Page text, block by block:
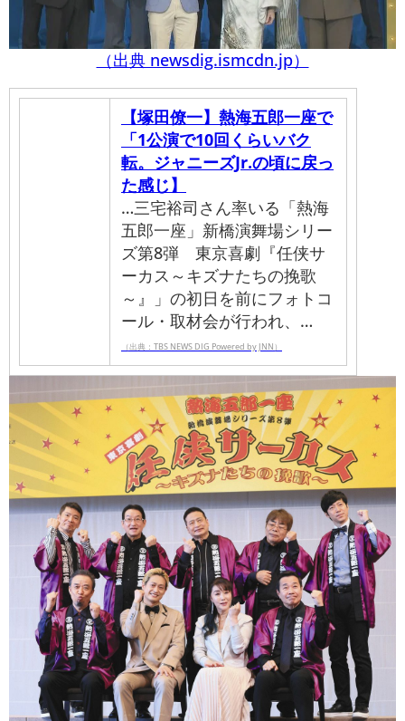
（出典 newsdig.ismcdn.jp）
【塚田僚一】熱海五郎一座で
「1公演で10回くらいバク
転。ジャニーズJr.の頃に戻っ
た感じ】
…三宅裕司さん率いる「熱海
五郎一座」新橋演舞場シリー
ズ第8弾 東京喜劇『任侠サ
ーカス～キズナたちの挽歌
～』」の初日を前にフォトコ
ール・取材会が行われ、…
（出典：TBS NEWS DIG Powered by JNN）